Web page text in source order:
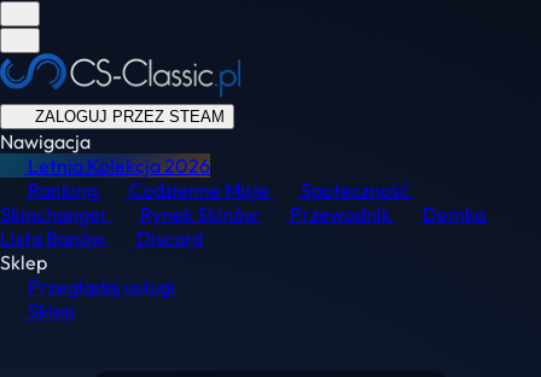
ZALOGUJ PRZEZ STEAM
Nawigacja
Letnia Kolekcja2026
Ranking
Codzienne Misje
Społeczność
Skinchanger
Rynek Skinów Przewodnik
Demka
Lista Banów
Discord
Sklep
Przeglądaj usługi
Sklep